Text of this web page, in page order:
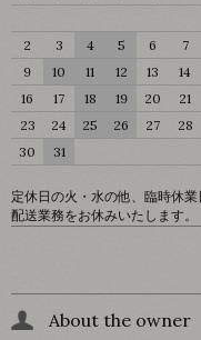
2
3 4 5 6 7
9
10 11 12 13 14
16
17 18 19 20 21
23
24 25 26 27 28
30
31
定休日の火・水の他、臨時休業
配送業務をお休みいたします。
About the owner